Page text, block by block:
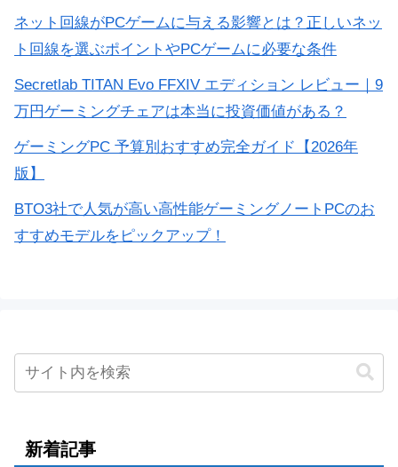
ネット回線がPCゲームに与える影響とは？正しいネッ
ト回線を選ぶポイントやPCゲームに必要な条件
Secretlab TITAN Evo FFXIV エディション レビュー｜9
万円ゲーミングチェアは本当に投資価値がある？
ゲーミングPC 予算別おすすめ完全ガイド【2026年
版】
BTO3社で人気が高い高性能ゲーミングノートPCのお
すすめモデルをピックアップ！
新着記事